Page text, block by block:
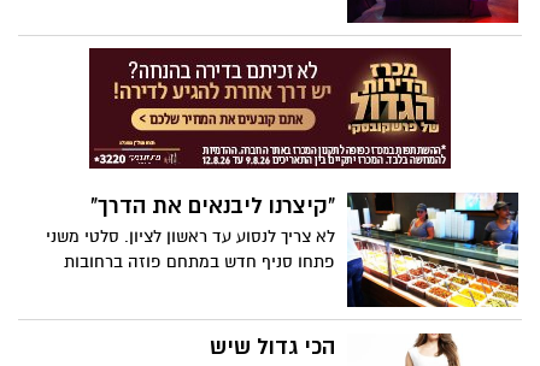
"קיצרנו ליבנאים את הדרך"
לא צריך לנסוע עד ראשון לציון. סלטי משני
פתחו סניף חדש במתחם פוזה ברחובות
הכי גדול שיש